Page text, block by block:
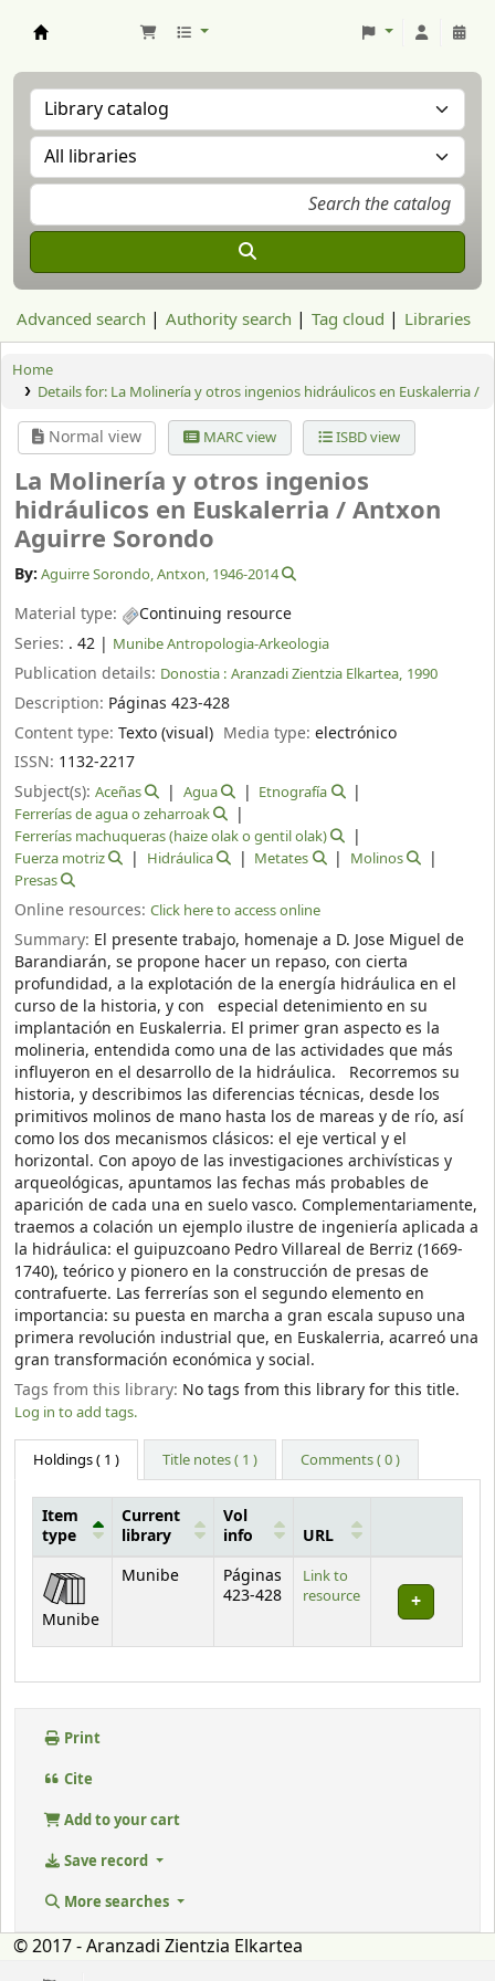
Advanced search Authority search Tag cloud Libraries
Home
Details for: La Molinería y otros ingenios hidráulicos en Euskalerria /
Normal view MARC view ISBD view
La Molinería y otros ingenios
hidráulicos en Euskalerria /Antxon
Aguirre Sorondo
By: Aguirre Sorondo, Antxon, 1946-2014
Material type:
Continuing resource
Series: . 42 | Munibe Antropologia-Arkeologia
Publication details: Donostia : Aranzadi Zientzia Elkartea, 1990
Description: Páginas 423-428
Content type: Texto (visual) Media type:electrónico
ISSN: 1132-2217
Subject(s): Aceñas Agua
Etnografía
Ferrerías de agua o zeharroak
Ferrerías machuqueras (haize olak o gentil olak)
Fuerza motriz
Hidráulica Metates
Molinos
Presas
Online resources: Click here to access online
Summary: El presente trabajo, homenaje a D. Jose Miguel de
Barandiarán, se propone hacer un repaso, con cierta
profundidad, a la explotación de la energía hidráulica en el
curso de la historia, y con especial detenimiento en su
implantación en Euskalerria. El primer gran aspecto es la
molineria, entendida como una de las actividades que más
influyeron en el desarrollo de la hidráulica. Recorremos su
historia, y describimos las diferencias técnicas, desde los
primitivos molinos de mano hasta los de mareas y de río, así
como los dos mecanismos clásicos: el eje vertical y el
horizontal. Con apoyo de las investigaciones archivísticas y
arqueológicas, apuntamos las fechas más probables de
aparición de cada una en suelo vasco. Complementariamente,
traemos a colación un ejemplo ilustre de ingeniería aplicada a
la hidráulica: el guipuzcoano Pedro Villareal de Berriz (1669-
1740), teórico y pionero en la construcción de presas de
contrafuerte. Las ferrerías son el segundo elemento en
importancia: su puesta en marcha a gran escala supuso una
primera revolución industrial que, en Euskalerria, acarreó una
gran transformación económica y social.
Tags from this library: No tags from this library for this title.
Log in to add tags.
Holdings( 1 ) Title notes ( 1 ) Comments ( 0 )
Holdings
Item
type
Current
library
Vol
info
URL
Munibe
Munibe
Páginas
423-428
Link to
resource
Print
Cite
Add to your cart
Save record
More searches
© 2017 - Aranzadi Zientzia Elkartea